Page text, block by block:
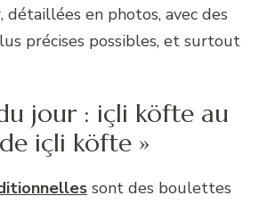
détaillées en photos, avec des
précises possibles, et surtout
jour : içli köfte au
içli köfte »
sont des boulettes